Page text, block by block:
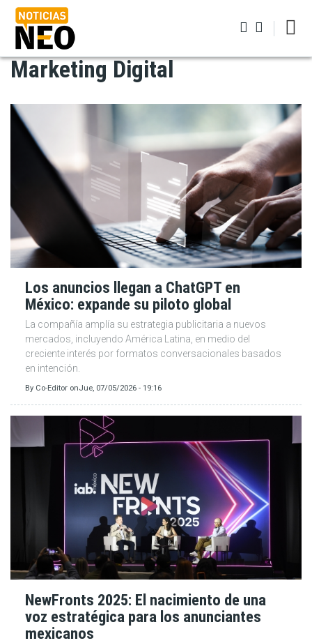
Pasar
contenido
principal
Marketing Digital
Los anuncios llegan a ChatGPT en
México: expande su piloto global
La compañía amplía su estrategia publicitaria a nuevos
mercados, incluyendo América Latina, en medio del
creciente interés por formatos conversacionales basados
en intención.
By Co-Editor onJue, 07/05/2026 - 19:16
NewFronts 2025: El nacimiento de una
voz estratégica para los anunciantes
mexicanos